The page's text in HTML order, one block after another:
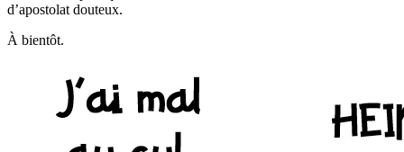
d’apostolat douteux.
À bientôt.